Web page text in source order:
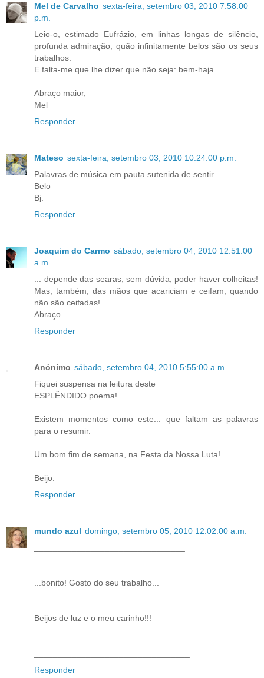
Mel de Carvalho sexta-feira, setembro 03, 2010 7:58:00
p.m.
Leio-o, estimado Eufrázio, em linhas longas de silêncio,
profunda admiração, quão infinitamente belos são os seus
trabalhos.
E falta-me que lhe dizer que não seja: bem-haja.
Abraço maior,
Mel
Responder
Mateso sexta-feira, setembro 03, 2010 10:24:00 p.m.
Palavras de música em pauta sutenida de sentir.
Belo
Bj.
Responder
Joaquim do Carmo sábado, setembro 04, 2010 12:51:00
a.m.
... depende das searas, sem dúvida, poder haver colheitas!
Mas, também, das mãos que acariciam e ceifam, quando
não são ceifadas!
Abraço
Responder
Anónimo sábado, setembro 04, 2010 5:55:00 a.m.
Fiquei suspensa na leitura deste
ESPLÊNDIDO poema!
Existem momentos como este... que faltam as palavras
para o resumir.
Um bom fim de semana, na Festa da Nossa Luta!
Beijo.
Responder
mundo azul domingo, setembro 05, 2010 12:02:00 a.m.
...bonito! Gosto do seu trabalho...
Beijos de luz e o meu carinho!!!
Responder